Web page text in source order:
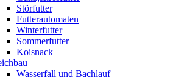
Störfutter
Futterautomaten
Winterfutter
Sommerfutter
Koisnack
Wasserfall und Bachlauf